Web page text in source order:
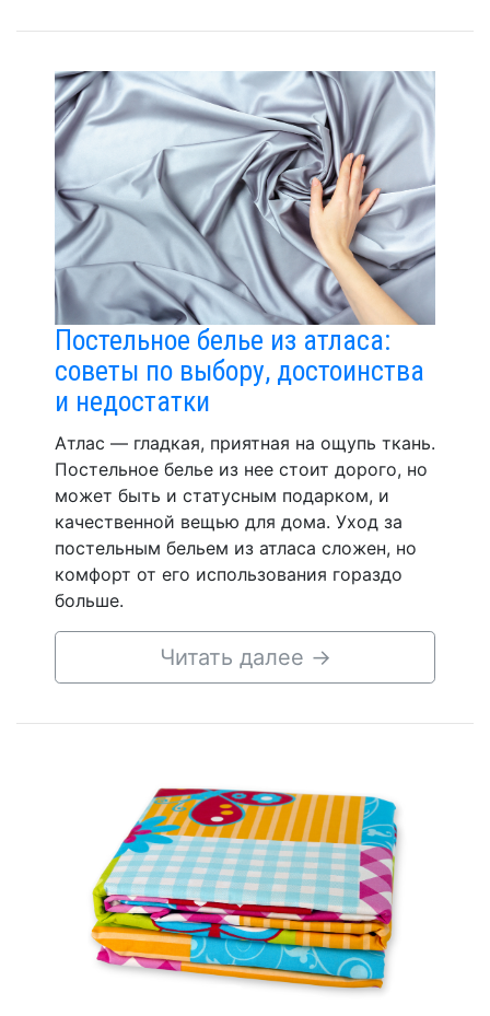
Постельное белье из атласа:
советы по выбору, достоинства
и недостатки
Атлас — гладкая, приятная на ощупь ткань.
Постельное белье из нее стоит дорого, но
может быть и статусным подарком, и
качественной вещью для дома. Уход за
постельным бельем из атласа сложен, но
комфорт от его использования гораздо
больше.
Читать далее →